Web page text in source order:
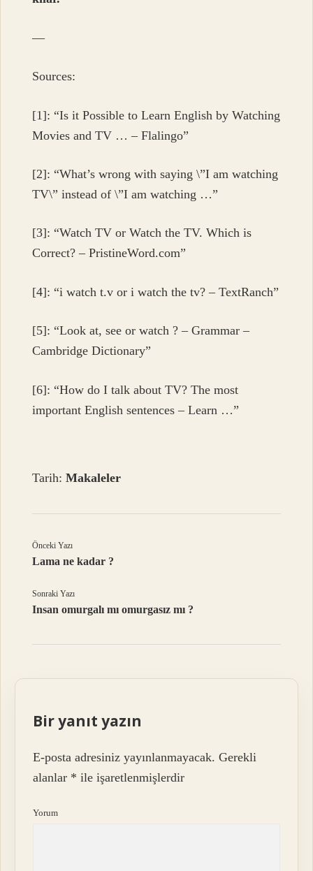
—
Sources:
[1]: “Is it Possible to Learn English by Watching
Movies and TV … – Flalingo”
[2]: “What’s wrong with saying \”I am watching
TV\” instead of \”I am watching …”
[3]: “Watch TV or Watch the TV. Which is
Correct? – PristineWord.com”
[4]: “i watch t.v or i watch the tv? – TextRanch”
[5]: “Look at, see or watch ? – Grammar –
Cambridge Dictionary”
[6]: “How do I talk about TV? The most
important English sentences – Learn …”
Tarih:Makaleler
Önceki Yazı
Lama ne kadar ?
Sonraki Yazı
Insan omurgalı mı omurgasız mı ?
Bir yanıt yazın
E-posta adresiniz yayınlanmayacak. Gerekli
alanlar * ile işaretlenmişlerdir
Yorum